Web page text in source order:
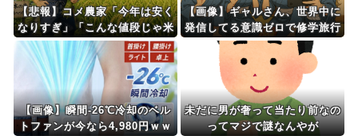
【悲報】コメ農家「今年は安く
なりすぎ」「こんな値段じゃ米
作りをやめる人も多くなるんじ
ゃないかな?」
【画像】ギャルさん、世界中に
発信してる意識ゼロで修学旅行
の宿をSNS公開してしまうｗ
ｗｗ 【Pickup08082952】
【画像】瞬間-26℃冷却のベル
トファンが今なら4,980円ｗｗ
未だに男が奢って当たり前なの
ってマジで謎なんやが